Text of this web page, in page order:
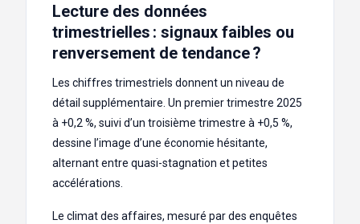
Lecture des données
trimestrielles : signaux faibles ou
renversement de tendance ?
Les chiffres trimestriels donnent un niveau de
détail supplémentaire. Un premier trimestre 2025
à +0,2 %, suivi d’un troisième trimestre à +0,5 %,
dessine l’image d’une économie hésitante,
alternant entre quasi-stagnation et petites
accélérations.
Le climat des affaires, mesuré par des enquêtes